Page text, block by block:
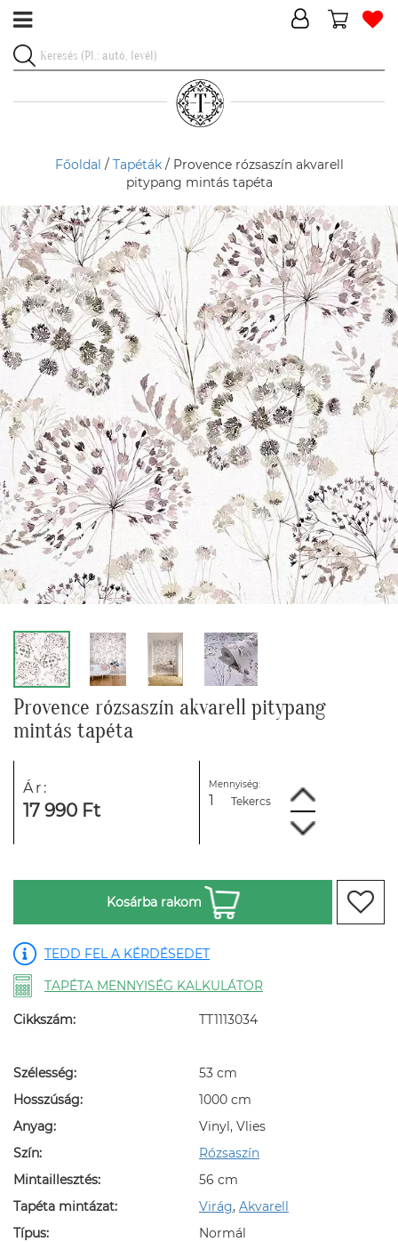
Főoldal / Tapéták/ Provence rózsaszín akvarell
pitypang mintás tapéta
Provence rózsaszín akvarell pitypang
mintás tapéta
Ár:
17 990 Ft
Mennyiség:
Tekercs
Kosárba rakom
TEDD FEL A KÉRDÉSEDET
TAPÉTA MENNYISÉG KALKULÁTOR
Cikkszám: TT1113034
Szélesség:
53 cm
Hosszúság:
1000 cm
Anyag:
Vinyl, Vlies
Szín:
Rózsaszín
Mintaillesztés:
56 cm
Tapéta mintázat:
Virág, Akvarell
Típus:
Normál